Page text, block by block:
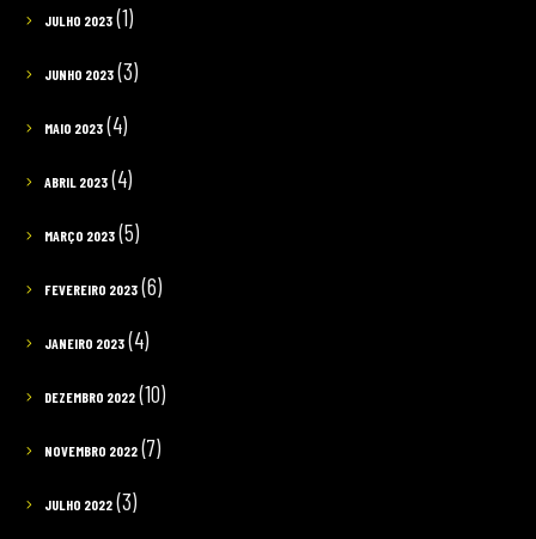
JULHO 2023(1)
JUNHO 2023(3)
MAIO 2023(4)
ABRIL 2023(4)
MARÇO 2023(5)
FEVEREIRO 2023(6)
JANEIRO 2023(4)
DEZEMBRO 2022(10)
NOVEMBRO 2022(7)
JULHO 2022(3)